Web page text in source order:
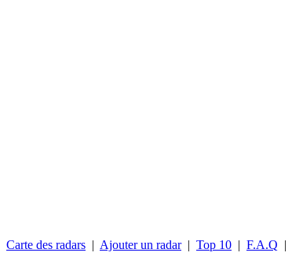
Carte des radars | Ajouter un radar | Top 10 | F.A.Q |